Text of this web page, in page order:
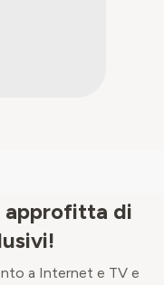
approfitta di
a Internet e TV e